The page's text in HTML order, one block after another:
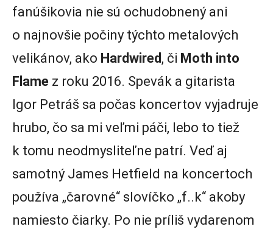
fanúšikovia nie sú ochudobnený ani
o najnovšie počiny týchto metalových
velikánov, ako Hardwired , či Moth into
Flame z roku 2016. Spevák a gitarista
Igor Petráš sa počas koncertov vyjadruje
hrubo, čo sa mi veľmi páči, lebo to tiež
k tomu neodmysliteľne patrí. Veď aj
samotný James Hetfield na koncertoch
používa „čarovné“ slovíčko „f..k“ akoby
namiesto čiarky. Po nie príliš vydarenom